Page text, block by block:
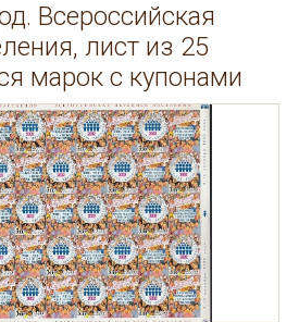
Всероссийская
лист из 25
марок с купонами